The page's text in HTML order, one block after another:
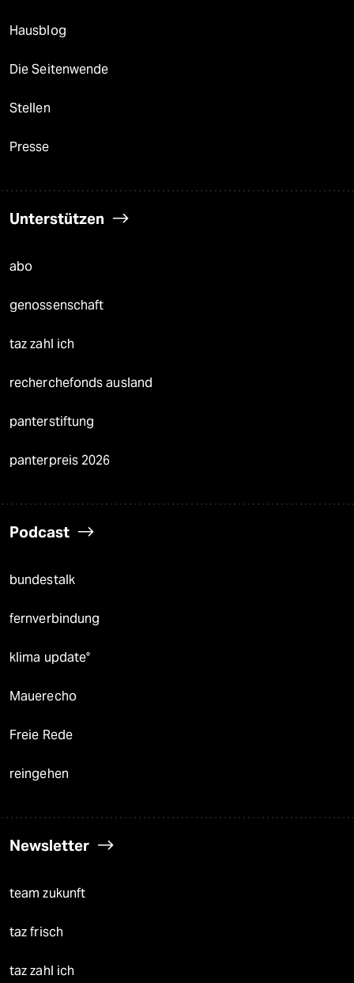
Hausblog
Die Seitenwende
Stellen
Presse
Unterstützen
abo
genossenschaft
taz zahl ich
recherchefonds ausland
panterstiftung
panterpreis 2026
Podcast
bundestalk
fernverbindung
klima update°
Mauerecho
Freie Rede
reingehen
Newsletter
team zukunft
taz frisch
taz zahl ich